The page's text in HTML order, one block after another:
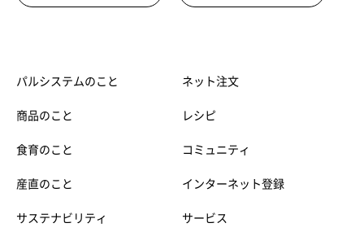
パルシステムのこと
商品のこと
食育のこと
産直のこと
サステナビリティ
ネット注文
レシピ
コミュニティ
インターネット登録
サービス